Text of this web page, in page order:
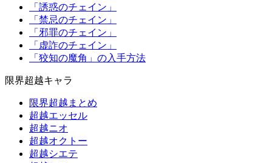
「誘惑のチェイン」
「禁忌のチェイン」
「邪罪のチェイン」
「虚詐のチェイン」
「狡知の魔角」の入手方法
限界超越キャラ
限界超越まとめ
超越エッセル
超越ニオ
超越オクトー
超越シエテ